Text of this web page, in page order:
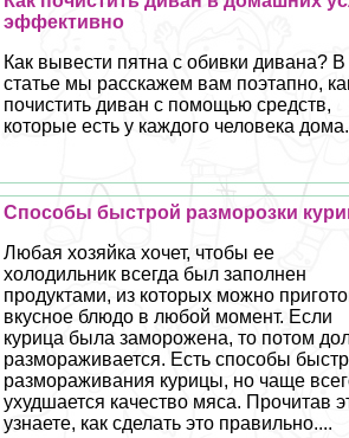
эффективно
Как вывести пятна с обивки дивана? В
статье мы расскажем вам поэтапно,
почистить диван с помощью средств,
которые есть у каждого человека
Способы быстрой разморозки
Любая хозяйка хочет, чтобы ее
холодильник всегда был заполнен
продуктами, из которых можно
вкусное блюдо в любой момент. Если
курица была заморожена, то потом
размораживается. Есть способы
размораживания курицы, но чаще
ухудшается качество мяса. Прочитав
узнаете, как сделать это правильно....